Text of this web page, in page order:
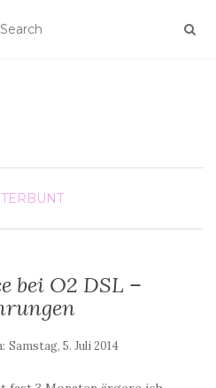
bei O2 DSL –
Samstag, 5. Juli 2014